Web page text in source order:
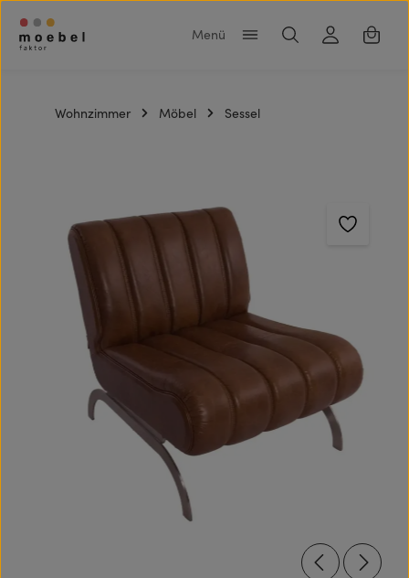
Zum Hauptinhalt springen
Wohnzimmer Möbel Sessel